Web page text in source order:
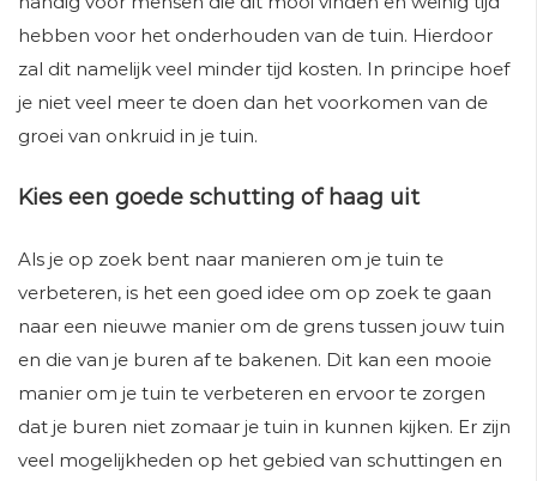
hebben voor het onderhouden van de tuin. Hierdoor
zal dit namelijk veel minder tijd kosten. In principe hoef
je niet veel meer te doen dan het voorkomen van de
groei van onkruid in je tuin.
Kies een goede schutting of haag uit
Als je op zoek bent naar manieren om je tuin te
verbeteren, is het een goed idee om op zoek te gaan
naar een nieuwe manier om de grens tussen jouw tuin
en die van je buren af te bakenen. Dit kan een mooie
manier om je tuin te verbeteren en ervoor te zorgen
dat je buren niet zomaar je tuin in kunnen kijken. Er zijn
veel mogelijkheden op het gebied van schuttingen en